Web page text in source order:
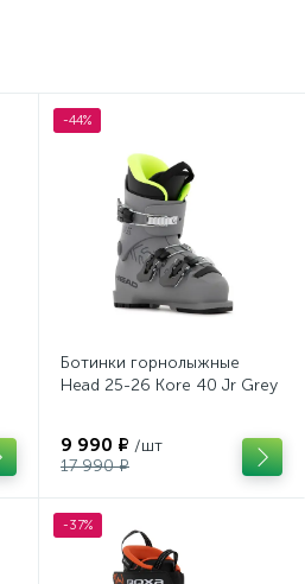
-44%
Ботинки горнолыжные
Head 25-26 Kore 40 Jr Grey
9 990 ₽ /шт
17 990 ₽
-37%